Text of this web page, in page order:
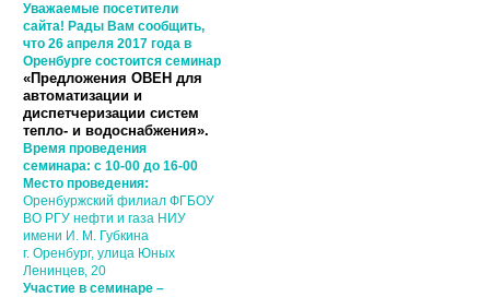
Уважаемые посетители
сайта! Рады Вам сообщить,
что 26 апреля 2017 года в
Оренбурге состоится семинар
«Предложения ОВЕН для
автоматизации и
диспетчеризации систем
тепло- и водоснабжения».
Время проведения
семинара: с 10-00 до 16-00
Место проведения:
Оренбуржский филиал ФГБОУ
ВО РГУ нефти и газа НИУ
имени И. М. Губкина
г. Оренбург, улица Юных
Ленинцев, 20
Участие в семинаре –